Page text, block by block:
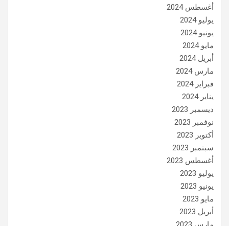
أغسطس 2024
يوليو 2024
يونيو 2024
مايو 2024
أبريل 2024
مارس 2024
فبراير 2024
يناير 2024
ديسمبر 2023
نوفمبر 2023
أكتوبر 2023
سبتمبر 2023
أغسطس 2023
يوليو 2023
يونيو 2023
مايو 2023
أبريل 2023